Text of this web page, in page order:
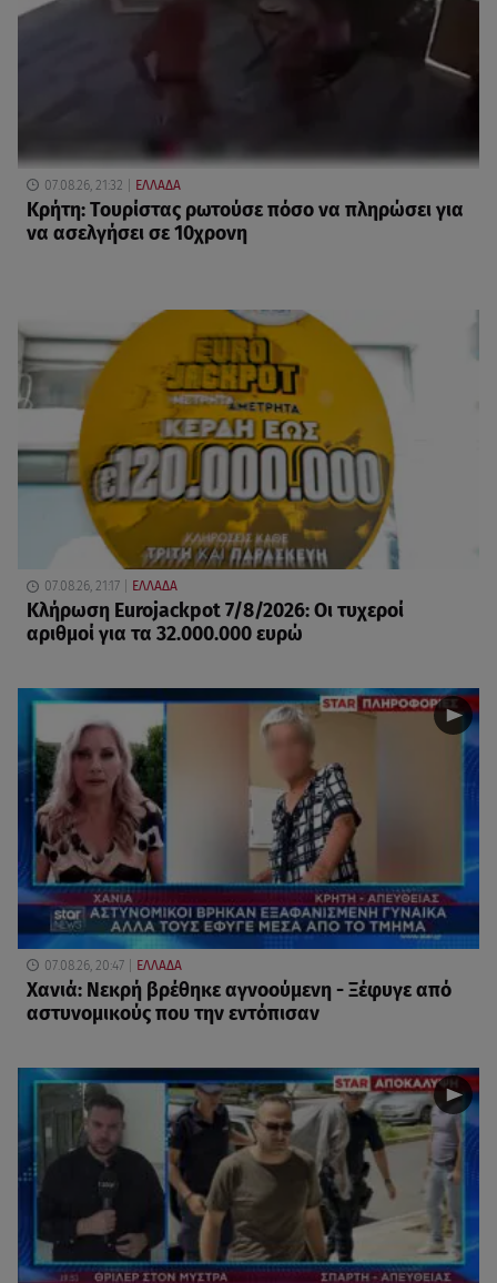
07.08.26, 21:32 ΕΛΛΑΔΑ
Κρήτη: Τουρίστας ρωτούσε πόσο να πληρώσει για
να ασελγήσει σε 10χρονη
07.08.26, 21:17 ΕΛΛΑΔΑ
Κλήρωση Eurojackpot 7/8/2026: Οι τυχεροί
αριθμοί για τα 32.000.000 ευρώ
07.08.26, 20:47 ΕΛΛΑΔΑ
Χανιά: Νεκρή βρέθηκε αγνοούμενη - Ξέφυγε από
αστυνομικούς που την εντόπισαν